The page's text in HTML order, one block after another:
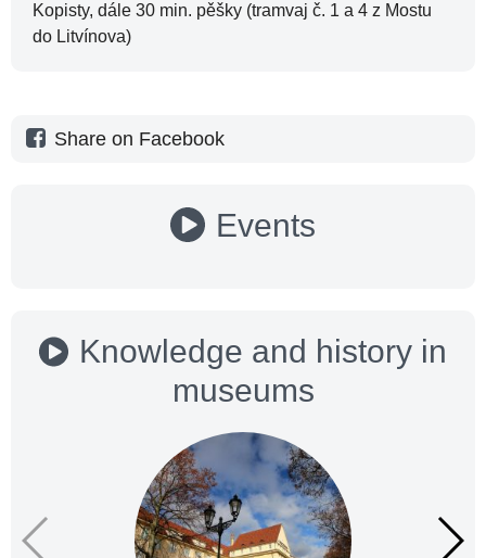
Kopisty, dále 30 min. pěšky (tramvaj č. 1 a 4 z Mostu
do Litvínova)
Share on Facebook
Events
Knowledge and history in
museums